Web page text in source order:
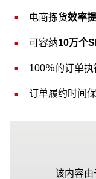
该内容由
电商拣货效率
可容纳10万个
100％的订单执
订单履约时间